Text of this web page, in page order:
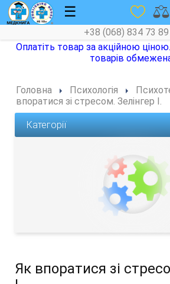
☰
+38 (068) 834 73 89
Головна Психологія
впоратися зі стресом. Зелінгер І.
Категорії
Як впоратися зі